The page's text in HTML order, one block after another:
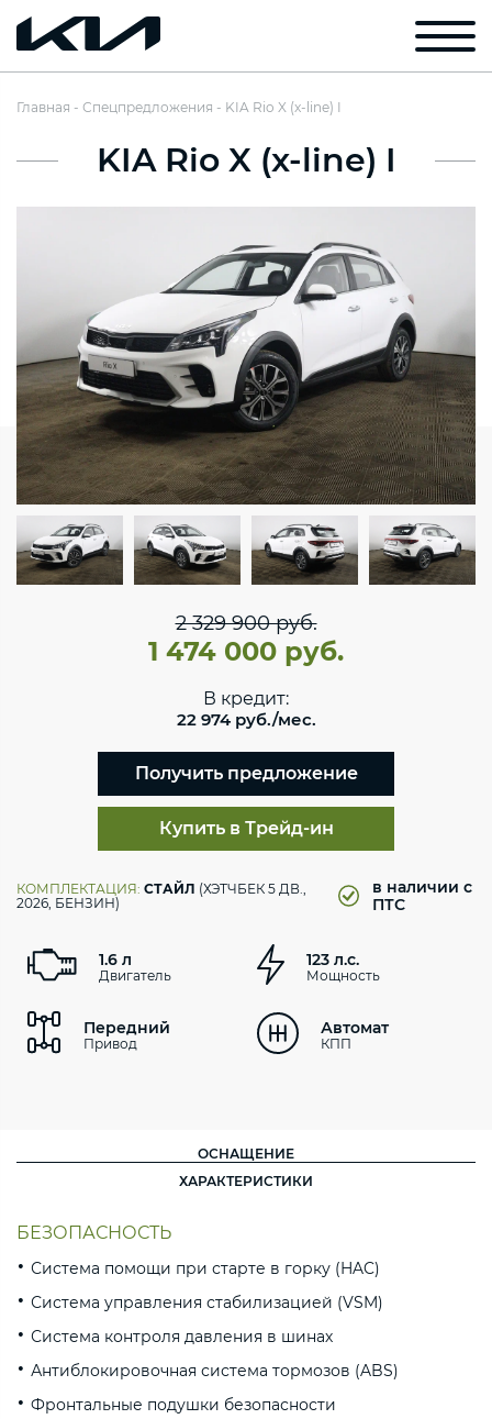
Главная Спецпредложения KIA Rio X (x-line) I
KIA Rio X (x-line) I
2 329 900 руб.
1 474 000 руб.
В кредит:
22 974 руб./мес.
Получить предложение
Купить в Трейд-ин
КОМПЛЕКТАЦИЯ: СТАЙЛ (ХЭТЧБЕК 5 ДВ.,
2026, БЕНЗИН)
в наличии с
ПТС
1.6 л
Двигатель
123 л.с.
Мощность
Передний
Привод
Автомат
КПП
ОСНАЩЕНИЕ
ХАРАКТЕРИСТИКИ
БЕЗОПАСНОСТЬ
Система помощи при старте в горку (HAC)
Система управления стабилизацией (VSM)
Система контроля давления в шинах
Антиблокировочная система тормозов (ABS)
Фронтальные подушки безопасности